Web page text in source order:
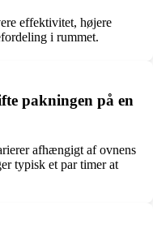
effektivitet, højere
i rummet.
pakningen på en
afhængigt af ovnens
typisk et par timer at